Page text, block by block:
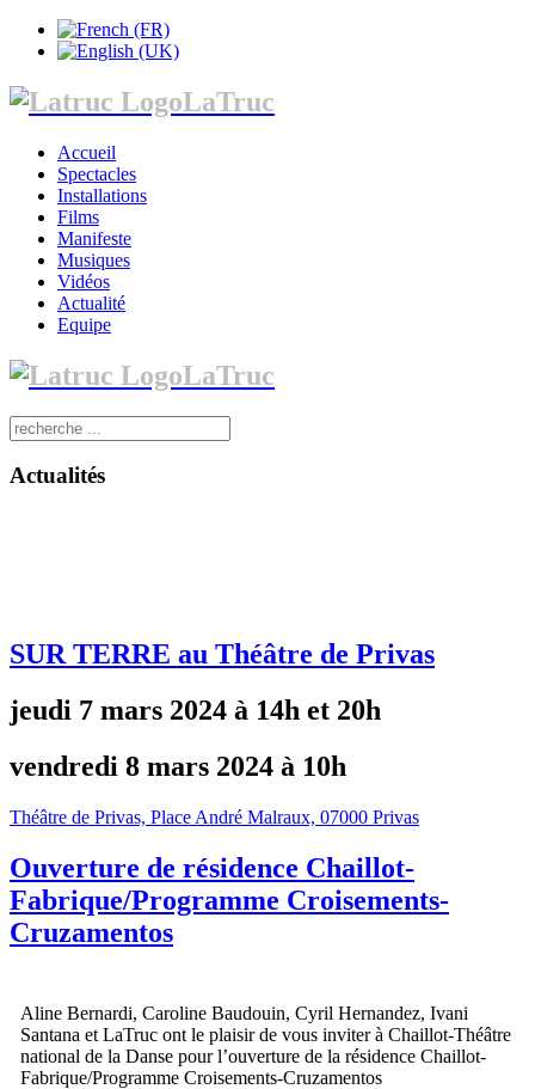
LaTruc
Accueil
Spectacles
Installations
Films
Manifeste
Musiques
Vidéos
Actualité
Equipe
LaTruc
Actualités
SUR TERRE au Théâtre de Privas
jeudi 7 mars 2024 à 14h et 20h
vendredi 8 mars 2024 à 10h
Théâtre de Privas, Place André Malraux, 07000 Privas
Ouverture de résidence Chaillot-
Fabrique/Programme Croisements-
Cruzamentos
Aline Bernardi, Caroline Baudouin, Cyril Hernandez, Ivani
Santana et LaTruc ont le plaisir de vous inviter à Chaillot-Théâtre
national de la Danse pour l’ouverture de la résidence Chaillot-
Fabrique/Programme Croisements-Cruzamentos